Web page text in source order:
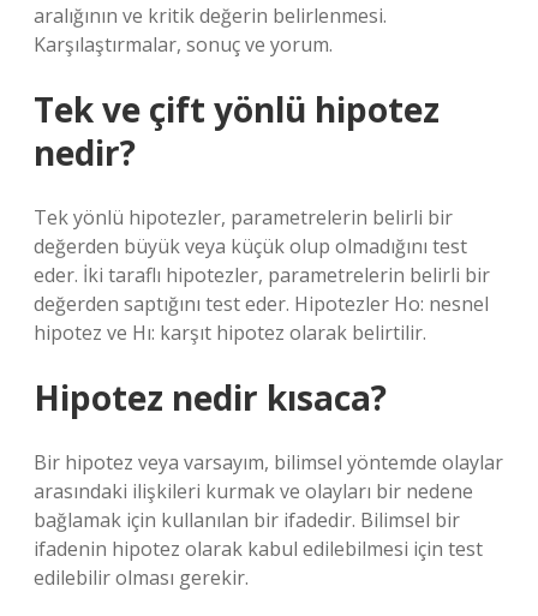
aralığının ve kritik değerin belirlenmesi.
Karşılaştırmalar, sonuç ve yorum.
Tek ve çift yönlü hipotez
nedir?
Tek yönlü hipotezler, parametrelerin belirli bir
değerden büyük veya küçük olup olmadığını test
eder. İki taraflı hipotezler, parametrelerin belirli bir
değerden saptığını test eder. Hipotezler Ho: nesnel
hipotez ve Hı: karşıt hipotez olarak belirtilir.
Hipotez nedir kısaca?
Bir hipotez veya varsayım, bilimsel yöntemde olaylar
arasındaki ilişkileri kurmak ve olayları bir nedene
bağlamak için kullanılan bir ifadedir. Bilimsel bir
ifadenin hipotez olarak kabul edilebilmesi için test
edilebilir olması gerekir.